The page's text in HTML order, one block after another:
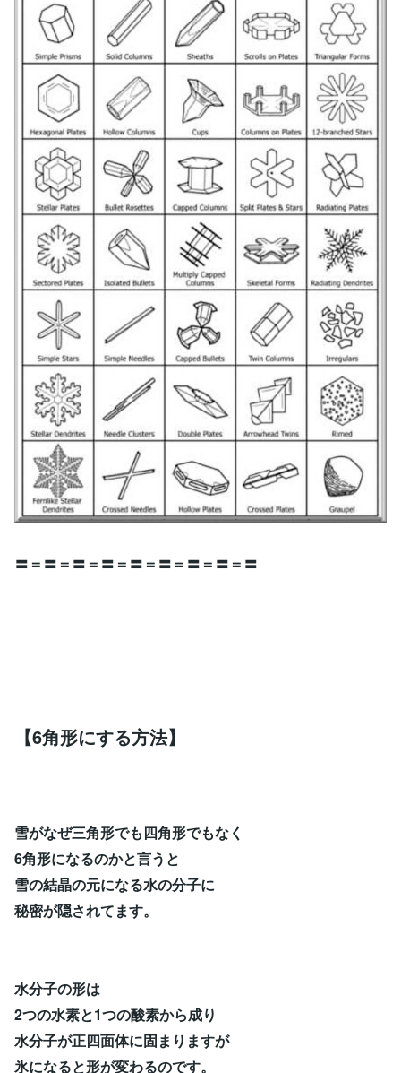
〓＝〓＝〓＝〓＝〓＝〓＝〓＝〓＝〓
【6角形にする方法】
雪がなぜ三角形でも四角形でもなく
6角形になるのかと言うと
雪の結晶の元になる水の分子に
秘密が隠されてます。
水分子の形は
2つの水素と1つの酸素から成り
水分子が正四面体に固まりますが
氷になると形が変わるのです。